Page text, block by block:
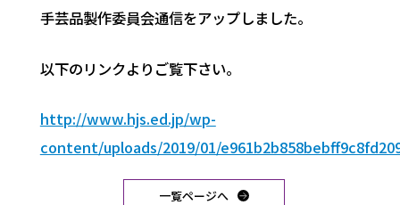
手芸品製作委員会通信をアップしました。
以下のリンクよりご覧下さい。
http://www.hjs.ed.jp/wp-
content/uploads/2019/01/
一覧ページへ